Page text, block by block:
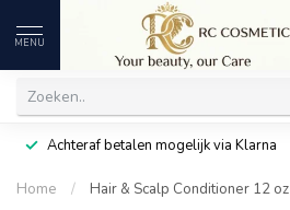
MENU
Achteraf betalen mogelijk via Klarna
Home / Hair & Scalp Conditioner 12 oz